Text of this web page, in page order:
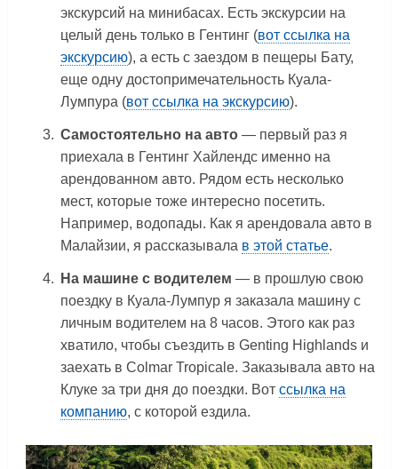
экскурсий на минибасах. Есть экскурсии на
целый день только в Гентинг (вот ссылка на
экскурсию), а есть с заездом в пещеры Бату,
еще одну достопримечательность Куала-
Лумпура (вот ссылка на экскурсию).
Самостоятельно на авто— первый раз я
приехала в Гентинг Хайлендс именно на
арендованном авто. Рядом есть несколько
мест, которые тоже интересно посетить.
Например, водопады. Как я арендовала авто в
Малайзии, я рассказывала в этой статье.
На машине с водителем — в прошлую свою
поездку в Куала-Лумпур я заказала машину с
личным водителем на 8 часов. Этого как раз
хватило, чтобы съездить в Genting Highlands и
заехать в Colmar Tropicale. Заказывала авто на
Клуке за три дня до поездки. Вот ссылка на
компанию, с которой ездила.